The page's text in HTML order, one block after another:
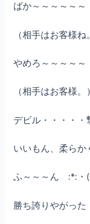
ばか～～～～～～
（相手はお客様ね
やめろ～～～～～
（相手はお客様。）
デビル・・・・
いいもん、柔らか
ふ～～～ん :*:・
勝ち誇りやがっ